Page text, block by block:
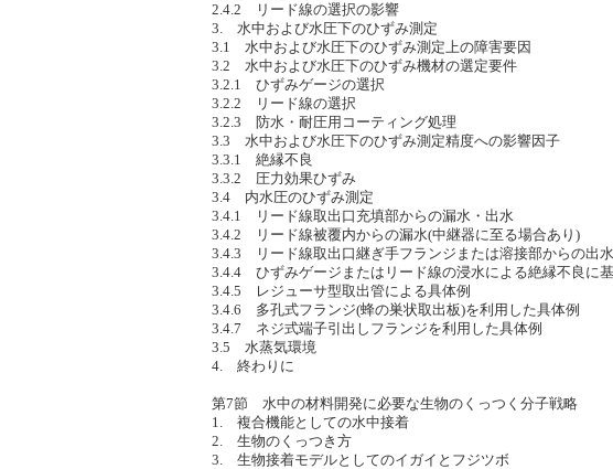
2.4.2 リード線の選択の影響
3. 水中および水圧下のひずみ測定
3.1 水中および水圧下のひずみ測定上の障害要因
3.2 水中および水圧下のひずみ機材の選定要件
3.2.1 ひずみゲージの選択
3.2.2 リード線の選択
3.2.3 防水・耐圧用コーティング処理
3.3 水中および水圧下のひずみ測定精度への影響因子
3.3.1 絶縁不良
3.3.2 圧力効果ひずみ
3.4 内水圧のひずみ測定
3.4.1 リード線取出口充填部からの漏水・出水
3.4.2 リード線被覆内からの漏水(中継器に至る場合あり)
3.4.3 リード線取出口継ぎ手フランジまたは溶接部からの出水
3.4.4 ひずみゲージまたはリード線の浸水による絶縁不良に
3.4.5 レジューサ型取出管による具体例
3.4.6 多孔式フランジ(蜂の巣状取出板)を利用した具体例
3.4.7 ネジ式端子引出しフランジを利用した具体例
3.5 水蒸気環境
4. 終わりに
第7節 水中の材料開発に必要な生物のくっつく分子戦略
1. 複合機能としての水中接着
2. 生物のくっつき方
3. 生物接着モデルとしてのイガイとフジツボ